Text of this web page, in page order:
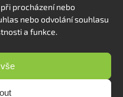
procházení nebo
nebo odvolání souhlasu
a funkce.